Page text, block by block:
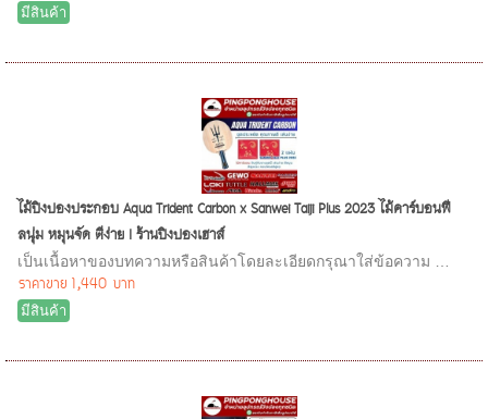
มีสินค้า
ไม้ปิงปองประกอบ Aqua Trident Carbon x Sanwei Taiji Plus 2023 ไม้คาร์บอนฟี
ลนุ่ม หมุนจัด ตีง่าย I ร้านปิงปองเฮาส์
เป็นเนื้อหาของบทความหรือสินค้าโดยละเอียดกรุณาใส่ข้อความ …
ราคาขาย 1,440 บาท
มีสินค้า